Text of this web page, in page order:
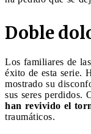
Doble
Los familiares de
éxito de esta serie.
mostrado su
sus seres perdidos.
han revivido el
traumáticos.